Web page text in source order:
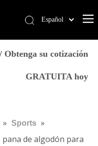
Español
简体中文
Français
Deutsch
Italiano
su cotización
GRATUITA hoy
» Sports »
pana de algodón para